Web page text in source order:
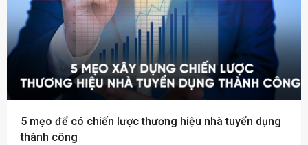
5 mẹo để có chiến lược thương hiệu nhà tuyển dụng
thành công